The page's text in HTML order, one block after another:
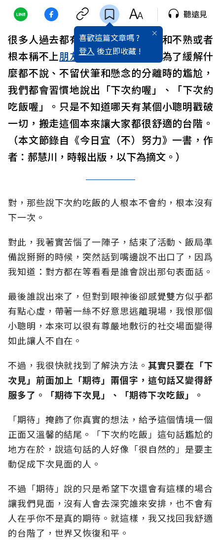
喜歡這篇文章嗎 ?
登入 後立即收藏 !
聽遠見
很多人過去都有一個習慣：結束了和不熟或者
根本稱不上朋友的人的社交局後，為了緩解什
麼都不說、不留伏筆和懸念的分離時的尷尬，
我們都會習慣地說出「下次約喔」、「下次約
吃飯喔」。只是不知道哪天有某個小聰明戳破
一切，搬走這個本來讓大家都很舒適的台階。
（本文節錄自《今日宜（不）努力》一書，作
者：郝慧川，時報出版，以下為摘文。）
對，那些說下次約吃飯的人根本不會約，根本沒有
下一次。
對此，我著實苦惱了一陣子，結束了活動、飯局準
備說掰掰的時候，突然話到嘴邊說不出口了，因爲
我知道：對方都在等看看是誰會說出那句表面話。
最後誰說出來了，但對到眼神後卻感覺雙方似乎都
有點心虛，帶著一絲不好意思逃離現場，我恨那個
小聰明，本來可以很有尊嚴地敷衍的社交場面變得
如此讓人不自在。
不過，我很快就找到了解決方法。 其實只要在「下
次見」前面加上「期待」兩個字，這句話又變得舒
服多了。「期待下次見」、「期待下次吃飯」。
「期待」掩飾了你真實的想法，給予這個情境一個
正面又溫馨的結尾。「下次約吃飯」這句話尷尬的
地方在於，說這句話的人好像「很自然的」是要主
動促成下次見面的人。
不過「期待」說的只是希望下次還會有這樣的場合
讓我們見面，沒有人會去深究誰來安排，也不會有
人在乎你不是真的期待。就這樣，我又找回我舒適
的台階了，世界又恢復和平。